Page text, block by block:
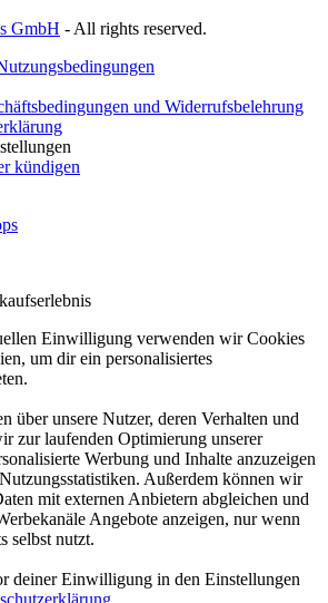
GmbH - All rights reserved.
und Widerrufsbelehrung
kündigen
Einwilligung verwenden wir Cookies
um dir ein personalisiertes
über unsere Nutzer, deren Verhalten und
zur laufenden Optimierung unserer
Werbung und Inhalte anzuzeigen
Außerdem können wir
mit externen Anbietern abgleichen und
Angebote anzeigen, nur wenn
selbst nutzt.
deiner Einwilligung in den Einstellungen
.